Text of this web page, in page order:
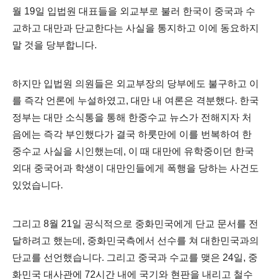
월 19일 입법원 대표들을 외교부로 불러 한국이 중국과 수
교하고 대만과 단교한다는 사실을 통지하고 이에 동요하지
말 것을 당부합니다.
하지만 입법원 의원들은 외교부장의 당부에도 불구하고 이
를 즉각 언론에 누설하였고, 대만 내 여론은 격분했다. 한국
정부는 대만 소식통을 통해 한중수교 뉴스가 전해지자 처
음에는 즉각 부인했다가 결국 하룻만에 이를 번복하여 한
중수교 사실을 시인했는데, 이 때 대만에 유학중이던 한국
외대 중국어과 학생이 대만인들에게 폭행을 당하는 사건도
있었습니다.
그리고 8월 21일 공식적으로 중화민국에게 단교 문서를 전
달하려고 했는데, 중화민국측에서 선수를 쳐 대한민국과의
단교를 선언했습니다. 그리고 중국과 수교를 맺은 24일, 중
화민국 대사관에 72시간 내에 국기와 현판을 내리고 철수